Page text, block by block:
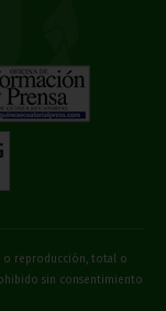
o reproducción, total o
sin consentimiento